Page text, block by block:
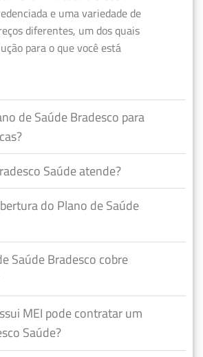
e uma variedade de
diferentes, um dos quais
para o que você está
de Saúde Bradesco para
Saúde atende?
do Plano de Saúde
Saúde Bradesco cobre
MEI pode contratar um
Saúde?